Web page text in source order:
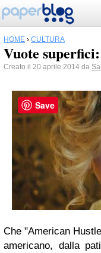
HOME › CULTURA
Vuote
Creato il 20 aprile 2014 da
Che "American
americano, dalla
Save